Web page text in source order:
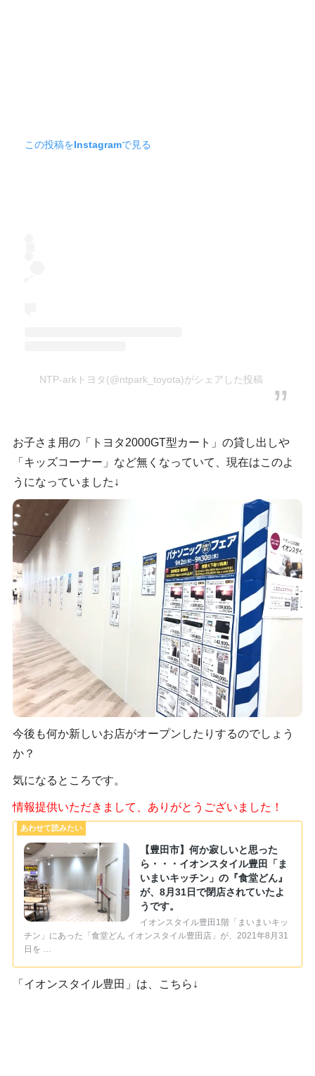
この投稿をInstagramで見る
NTP-arkトヨタ(@ntpark_toyota)がシェアした投稿
お子さま用の「トヨタ2000GT型カート」の貸し出しや
「キッズコーナー」など無くなっていて、現在はこのよ
うになっていました↓
今後も何か新しいお店がオープンしたりするのでしょう
か？
気になるところです。
情報提供いただきまして、ありがとうございました！
【豊田市】何か寂しいと思った
ら・・・イオンスタイル豊田「ま
いまいキッチン」の『食堂どん』
が、8月31日で閉店されていたよ
うです。
イオンスタイル豊田1階「まいまいキッ
チン」にあった「食堂どん イオンスタイル豊田店」が、2021年8月31
日を …
「イオンスタイル豊田」は、こちら↓